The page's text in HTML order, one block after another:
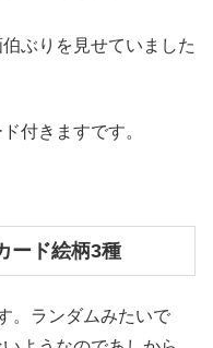
ぶりを見せていました
付きますです。
ード絵柄3種
。ランダムみたいで